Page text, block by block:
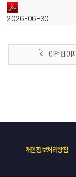
2026-06-30
이전 페이지
개인정보처리방침